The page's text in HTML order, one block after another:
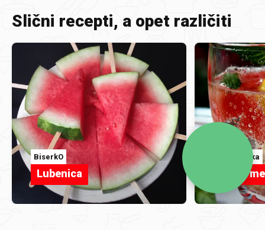
Slični recepti, a opet različiti
BiserkO
Lubenica
Pomoravka